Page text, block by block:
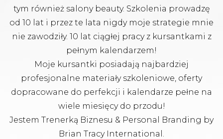
tym również salony beauty. Szkolenia prowadzę
od 10 lat i przez te lata nigdy moje strategie mnie
nie zawodziły. 10 lat ciągłej pracy z kursantkami z
pełnym kalendarzem!
Moje kursantki posiadają najbardziej
profesjonalne materiały szkoleniowe, oferty
dopracowane do perfekcji i kalendarze pełne na
wiele miesięcy do przodu!
Jestem Trenerką Biznesu & Personal Branding by
Brian Tracy International.